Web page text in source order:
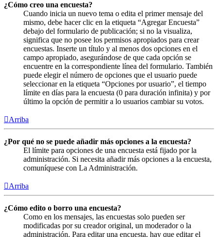
¿Cómo creo una encuesta?
Cuando inicia un nuevo tema o edita el primer mensaje del
mismo, debe hacer clic en la etiqueta “Agregar Encuesta”
debajo del formulario de publicación; si no la visualiza,
significa que no posee los permisos apropiados para crear
encuestas. Inserte un título y al menos dos opciones en el
campo apropiado, asegurándose de que cada opción se
encuentre en la correspondiente línea del formulario. También
puede elegir el número de opciones que el usuario puede
seleccionar en la etiqueta “Opciones por usuario”, el tiempo
límite en días para la encuesta (0 para duración infinita) y por
último la opción de permitir a lo usuarios cambiar su votos.
Arriba
¿Por qué no se puede añadir más opciones a la encuesta?
El límite para opciones de una encuesta está fijado por la
administración. Si necesita añadir más opciones a la encuesta,
comuníquese con La Administración.
Arriba
¿Cómo edito o borro una encuesta?
Como en los mensajes, las encuestas solo pueden ser
modificadas por su creador original, un moderador o la
administración. Para editar una encuesta, hay que editar el